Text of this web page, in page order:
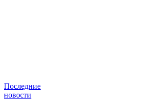
Последние
новости